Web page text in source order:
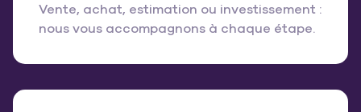
Vente, achat, estimation ou investissement :
nous vous accompagnons à chaque étape.